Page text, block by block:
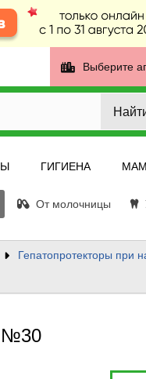
Выберите
ГИГИЕНА
От молочницы
Гепатопротекторы при
№30